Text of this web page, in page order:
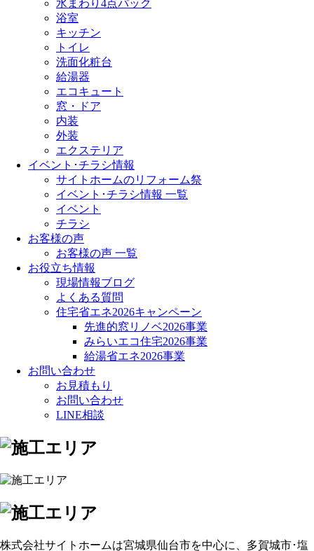
水まわり4点パック
浴室
キッチン
トイレ
洗面化粧台
給湯器
エコキュート
窓・ドア
内装
外装
エクステリア
イベント･チラシ情報
サイトホームのリフォーム祭
イベント･チラシ情報 一覧
イベント
チラシ
お客様の声
お客様の声 一覧
お役立ち情報
現場情報ブログ
よくある質問
住宅省エネ2026キャンペーン
先進的窓リノベ2026事業
みらいエコ住宅2026事業
給湯省エネ2026事業
お問い合わせ
お見積もり
お問い合わせ
LINE相談
株式会社サイトホームは宮城県仙台市を中心に、多賀城市･塩